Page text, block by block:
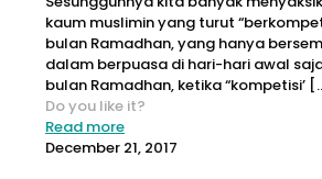
kaum muslimin yang turut
bulan Ramadhan, yang hanya
dalam berpuasa di hari-hari awal
bulan Ramadhan, ketika “kompetisi’
Do you like it?
Read more
December 21, 2017